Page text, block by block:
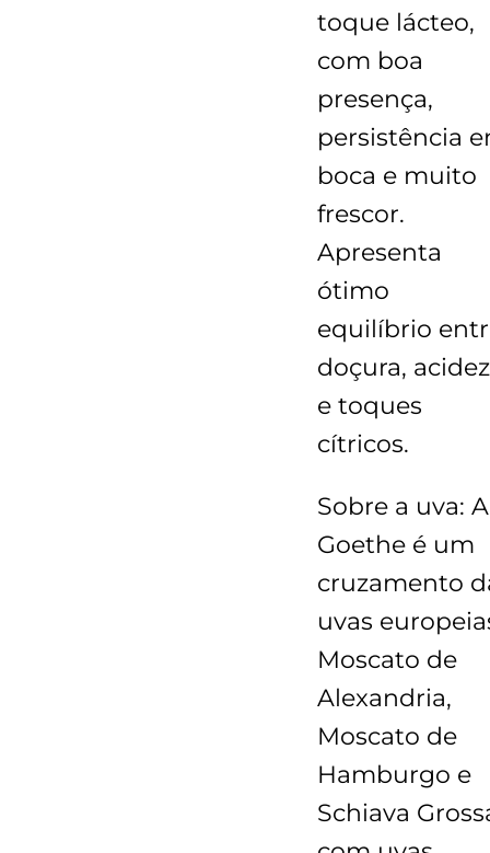
toque lácteo,
com boa
presença,
persistência
boca e muito
frescor.
Apresenta
ótimo
equilíbrio
doçura, acidez
e toques
cítricos.
Sobre a uva: A
Goethe é um
cruzamento
uvas
Moscato de
Alexandria,
Moscato de
Hamburgo e
Schiava